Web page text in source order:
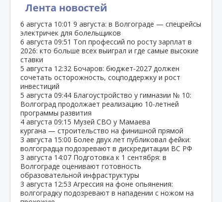
Лента новостей
6 августа 10:01 9 августа: в Волгограде — спецрейсы
электричек для болельщиков
6 августа 09:51 Топ профессий по росту зарплат в
2026: кто больше всех выиграл и где самые высокие
ставки
5 августа 12:32 Бочаров: бюджет‑2027 должен
сочетать осторожность, соцподдержку и рост
инвестиций
5 августа 09:44 Благоустройство у гимназии № 10:
Волгоград продолжает реализацию 10‑летней
программы развития
4 августа 09:15 Музей СВО у Мамаева
кургана — строительство на финишной прямой
3 августа 15:00 Более двух лет публиковал фейки:
волгоградца подозревают в дискредитации ВС РФ
3 августа 14:07 Подготовка к 1 сентября: в
Волгограде оценивают готовность
образовательной инфраструктуры
3 августа 12:53 Агрессия на фоне опьянения:
волгоградку подозревают в нападении с ножом на